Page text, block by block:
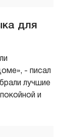
для
- писал
лучшие
и